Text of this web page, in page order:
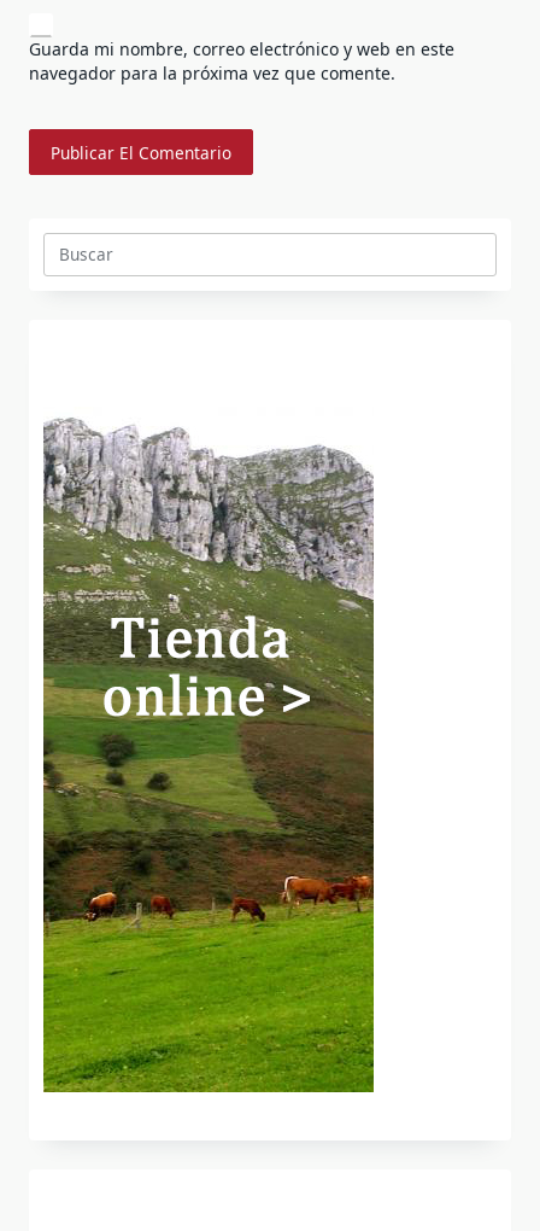
Guarda mi nombre, correo electrónico y web en este
navegador para la próxima vez que comente.
Buscar: